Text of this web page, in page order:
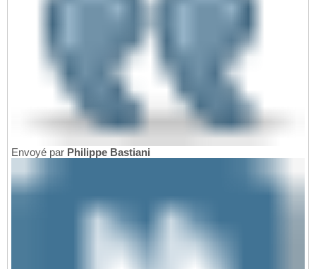
Envoyé par Philippe Bastiani